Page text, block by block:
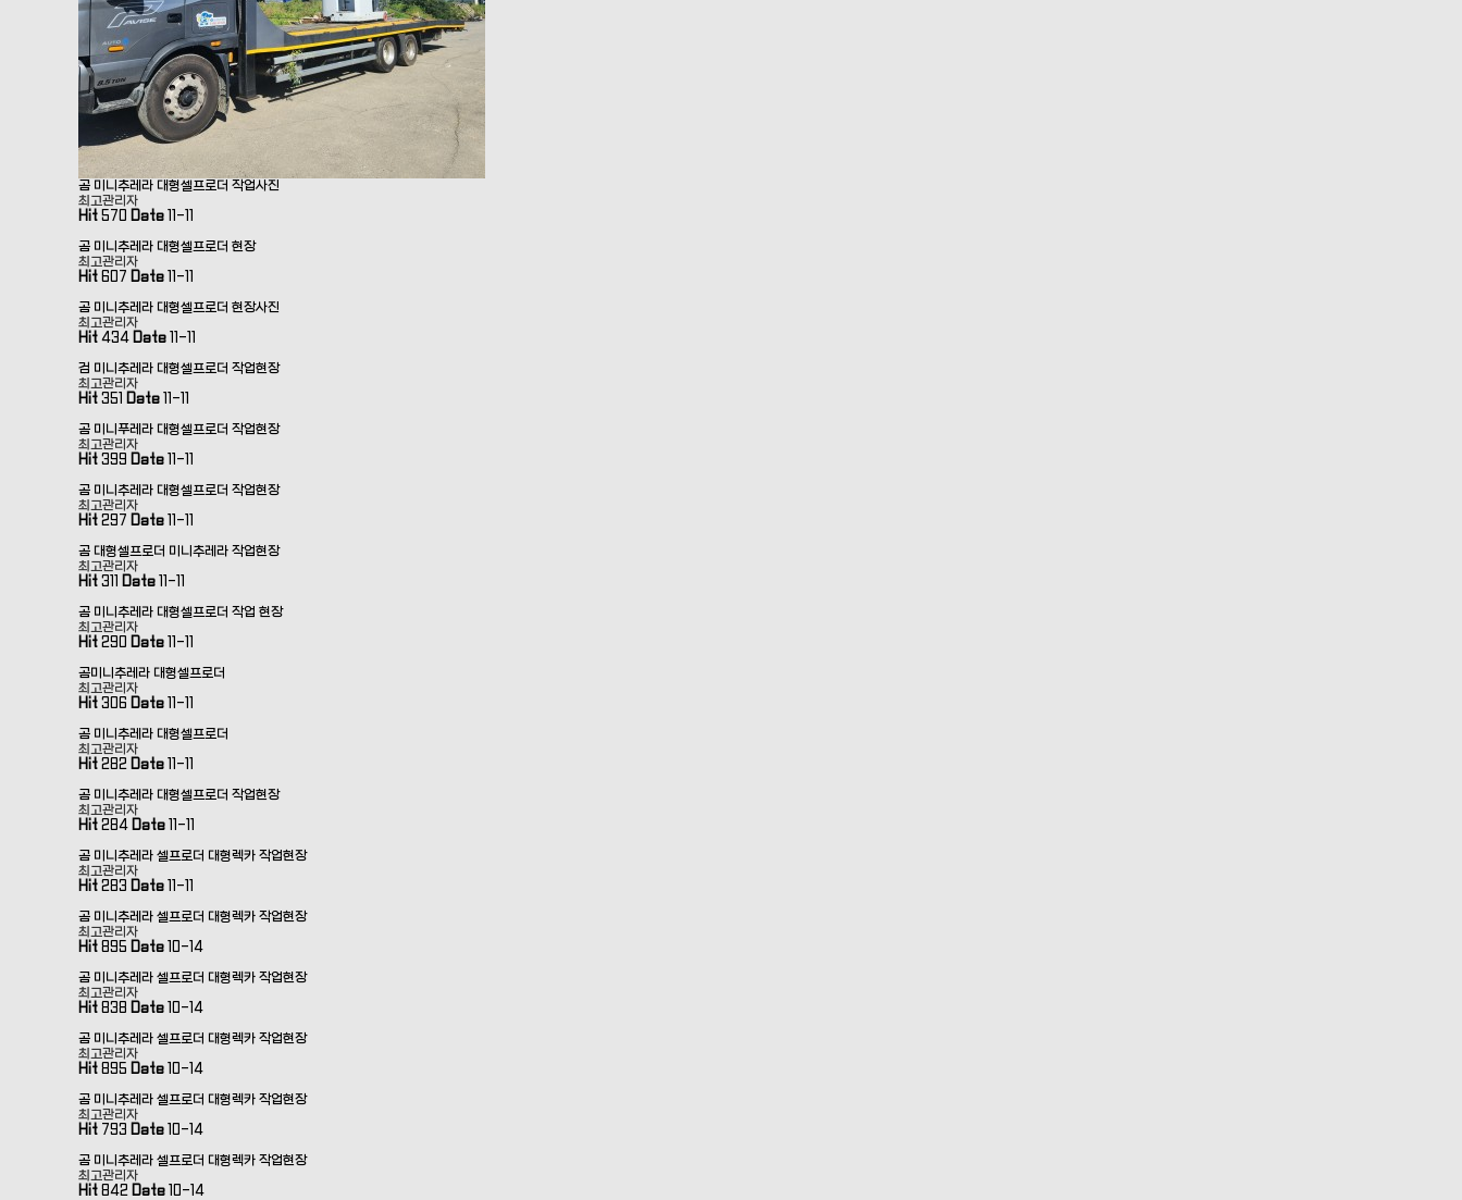
곰 미니추레라 대형셀프로더 작업사진
최고관리자
Hit 570 Date 11-11
곰 미니추레라 대형셀프로더 현장
최고관리자
Hit 607 Date 11-11
곰 미니추레라 대형셀프로더 현장사진
최고관리자
Hit 434 Date 11-11
검 미니추레라 대형셀프로더 작업현장
최고관리자
Hit 351 Date 11-11
곰 미니푸레라 대형셀프로더 작업현장
최고관리자
Hit 399 Date 11-11
곰 미니추레라 대형셀프로더 작업현장
최고관리자
Hit 297 Date 11-11
곰 대형셀프로더 미니추레라 작업현장
최고관리자
Hit 311 Date 11-11
곰 미니추레라 대형셀프로더 작업 현장
최고관리자
Hit 290 Date 11-11
곰미니추레라 대형셀프로더
최고관리자
Hit 306 Date 11-11
곰 미니추레라 대형셀프로더
최고관리자
Hit 282 Date 11-11
곰 미니추레라 대형셀프로더 작업현장
최고관리자
Hit 284 Date 11-11
곰 미니추레라 셀프로더 대형렉카 작업현장
최고관리자
Hit 283 Date 11-11
곰 미니추레라 셀프로더 대형렉카 작업현장
최고관리자
Hit 895 Date 10-14
곰 미니추레라 셀프로더 대형렉카 작업현장
최고관리자
Hit 838 Date 10-14
곰 미니추레라 셀프로더 대형렉카 작업현장
최고관리자
Hit 895 Date 10-14
곰 미니추레라 셀프로더 대형렉카 작업현장
최고관리자
Hit 793 Date 10-14
곰 미니추레라 셀프로더 대형렉카 작업현장
최고관리자
Hit 842 Date 10-14